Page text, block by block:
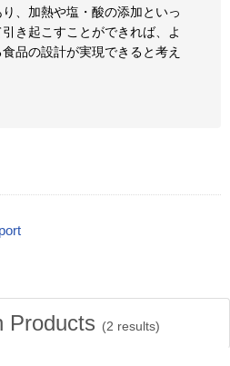
、加熱や塩・酸の添加といっ
き起こすことができれば、よ
品の設計が実現できると考え
Products (2 results)